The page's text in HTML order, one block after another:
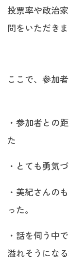
投票率や政治
問をいただきま
ここで、参加
・参加者との
た
・とても勇気
・美紀さんの
った。
・話を伺う中
溢れそうにな